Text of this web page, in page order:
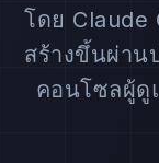
โดย Claude
สร้างขึ้นผ่าน
คอนโซลผู้ดู